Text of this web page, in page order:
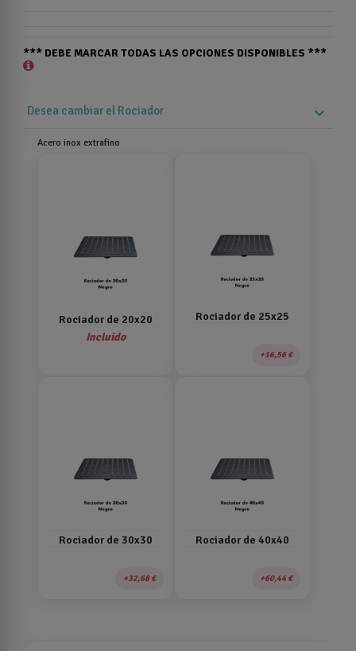
*** DEBE MARCAR TODAS LAS OPCIONES DISPONIBLES ***
Desea cambiar el Rociador expand_more
Acero inox extrafino
Rociador de 20x20
Incluido
Rociador de 25x25
16,56 €
Rociador de 30x30
32,68 €
Rociador de 40x40
60,44 €